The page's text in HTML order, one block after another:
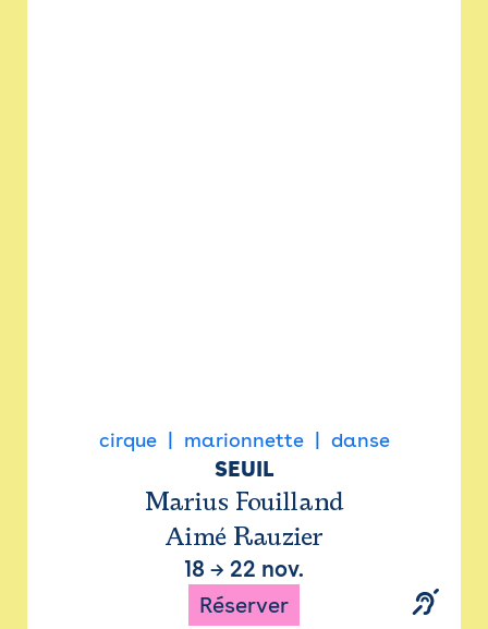
cirque marionnette danse
SEUIL
Marius Fouilland
Aimé Rauzier
18 → 22 nov.
Réserver